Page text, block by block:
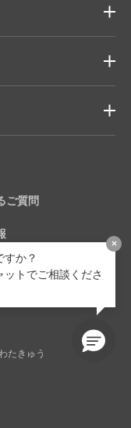
ご質問
保護方針
たきゅう
×
すか？
ットでご相談くださ